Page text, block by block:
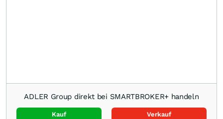
ADLER Group direkt bei SMARTBROKER+ handeln
Kauf Verkauf